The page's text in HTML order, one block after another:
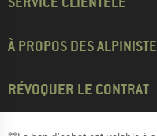
À PROPOS DES
RÉVOQUER LE CONTRAT